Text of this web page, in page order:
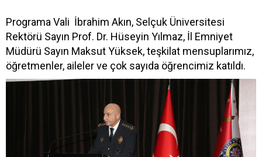
Programa Vali İbrahim Akın, Selçuk Üniversitesi
Rektörü Sayın Prof. Dr. Hüseyin Yılmaz, İl Emniyet
Müdürü Sayın Maksut Yüksek, teşkilat mensuplarımız,
öğretmenler, aileler ve çok sayıda öğrencimiz katıldı.